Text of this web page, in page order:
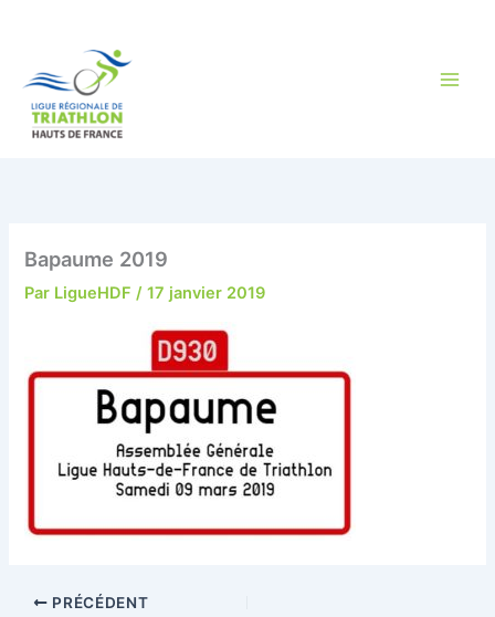
Bapaume 2019
Par LigueHDF/17 janvier 2019
PRÉCÉDENT